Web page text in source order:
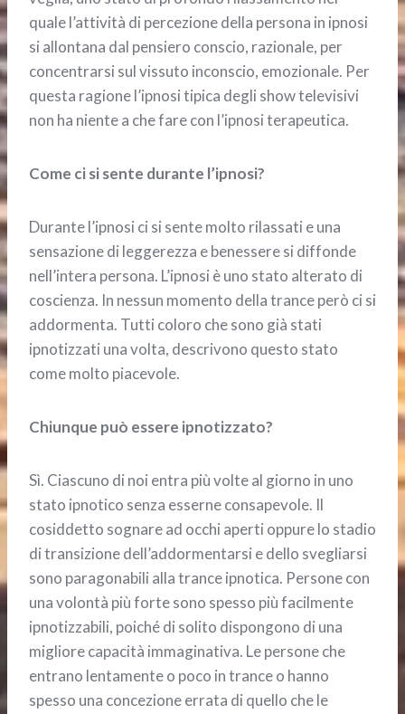
quale l’attività di percezione della persona in ipnosi
si allontana dal pensiero conscio, razionale, per
concentrarsi sul vissuto inconscio, emozionale. Per
questa ragione l’ipnosi tipica degli show televisivi
non ha niente a che fare con l’ipnosi terapeutica.
Come ci si sente durante l’ipnosi?
Durante l’ipnosi ci si sente molto rilassati e una
sensazione di leggerezza e benessere si diffonde
nell’intera persona. L’ipnosi è uno stato alterato di
coscienza. In nessun momento della trance però ci si
addormenta. Tutti coloro che sono già stati
ipnotizzati una volta, descrivono questo stato
come molto piacevole.
Chiunque può essere ipnotizzato?
Sì. Ciascuno di noi entra più volte al giorno in uno
stato ipnotico senza esserne consapevole. Il
cosiddetto sognare ad occhi aperti oppure lo stadio
di transizione dell’addormentarsi e dello svegliarsi
sono paragonabili alla trance ipnotica. Persone con
una volontà più forte sono spesso più facilmente
ipnotizzabili, poiché di solito dispongono di una
migliore capacità immaginativa. Le persone che
entrano lentamente o poco in trance o hanno
spesso una concezione errata di quello che le